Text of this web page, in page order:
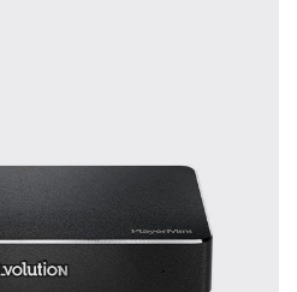
auf Empfehlung
einer Rezension
viele Menschen ihre
ihr persönlicher
ist als der
auf den sie gehört
wir Ihnen die
ganz
Palazzo
hören. Nutzen Sie